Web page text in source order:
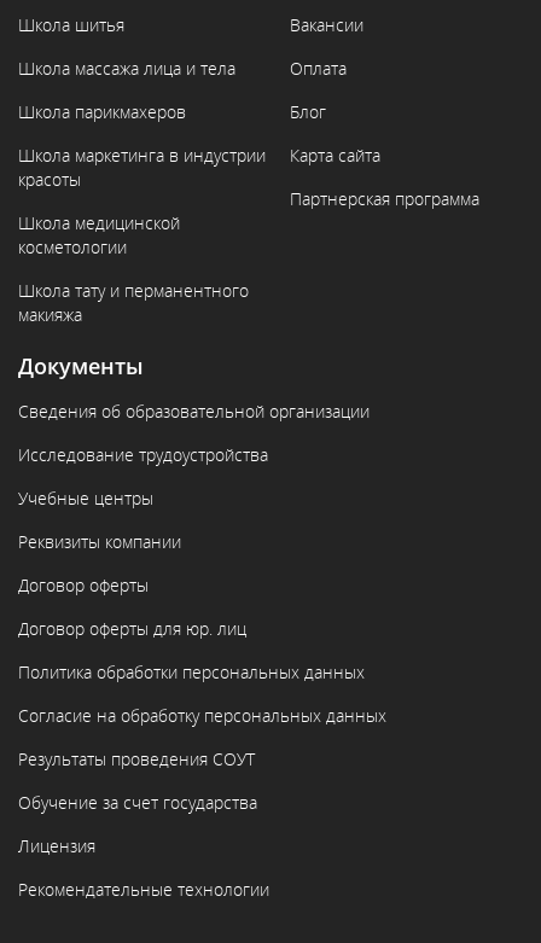
Школа шитья
Школа массажа лица и тела
Школа парикмахеров
Школа маркетинга в индустрии
красоты
Школа медицинской
косметологии
Школа тату и перманентного
макияжа
Вакансии
Оплата
Блог
Карта сайта
Партнерская программа
Документы
Сведения об образовательной организации
Исследование трудоустройства
Учебные центры
Реквизиты компании
Договор оферты
Договор оферты для юр. лиц
Политика обработки персональных данных
Согласие на обработку персональных данных
Результаты проведения СОУТ
Обучение за счет государства
Лицензия
Рекомендательные технологии